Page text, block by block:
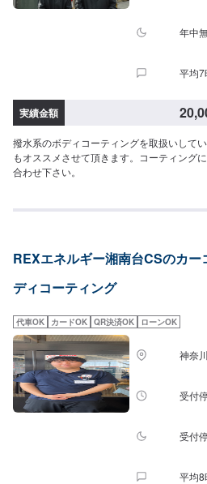
綺麗が持続します！6,690円[SSサイズ年中
平均7
実績金額
撥水系のボディコーティングを取扱いして
もオススメさせて頂きます。コーティング
合わせ下さい。
REXエネルギー湘南台CSのカー
ディコーティング
代車OK カードOK QR決済OK ローンOK
神奈
受付
受付
平均8